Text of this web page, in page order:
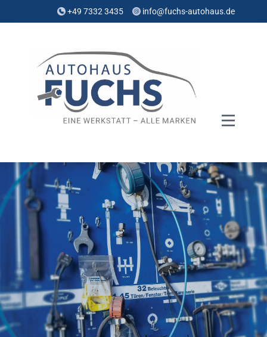
+49 7332 3435 info@fuchs-autohaus.de